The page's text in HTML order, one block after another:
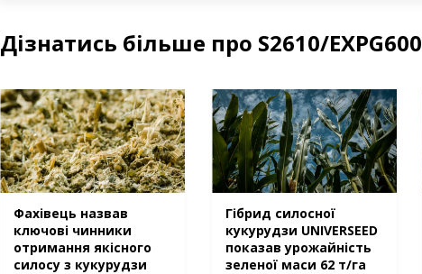
Дізнатись більше про S2610/EXPG600
Фахівець назвав
ключові чинники
отримання якісного
силосу з кукурудзи
Гібрид силосної
кукурудзи UNIVERSEED
показав урожайність
зеленої маси 62 т/га